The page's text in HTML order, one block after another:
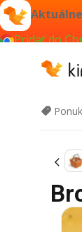
Pridať do